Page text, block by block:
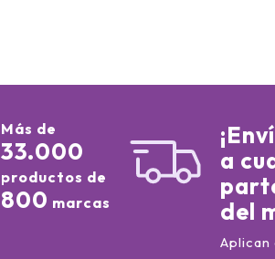
Más de
33.000
productos de
800 marcas
a
del
Aplican